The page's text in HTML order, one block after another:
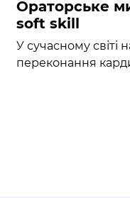
Ораторське
soft skill
У сучасному світі
переконання